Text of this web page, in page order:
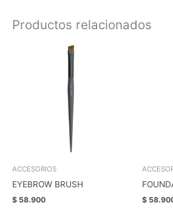
Productos relacionados
ACCESORIOS
EYEBROW BRUSH
$ 58.900 $